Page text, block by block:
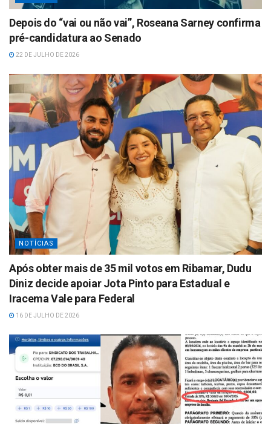
Depois do “vai ou não vai”, Roseana Sarney confirma
pré-candidatura ao Senado
22 DE JULHO DE 2026
NOTÍCIAS
Após obter mais de 35 mil votos em Ribamar, Dudu
Diniz decide apoiar Jota Pinto para Estadual e
Iracema Vale para Federal
16 DE JULHO DE 2026